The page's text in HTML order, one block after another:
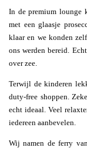
In de premium lounge
met een glaasje
klaar en we konden
ons werden bereid.
over zee.
Terwijl de kinderen
duty-free shoppen.
echt ideaal. Veel
iedereen aanbevelen.
Wij namen de ferry